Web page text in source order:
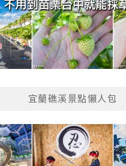
宜蘭礁溪景點懶人包